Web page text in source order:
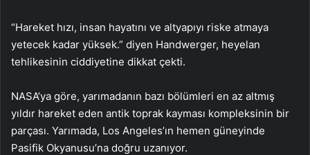
“Hareket hızı, insan hayatını ve altyapıyı riske atmaya
yetecek kadar yüksek.” diyen Handwerger, heyelan
tehlikesinin ciddiyetine dikkat çekti.
NASA’ya göre, yarımadanın bazı bölümleri en az altmış
yıldır hareket eden antik toprak kayması kompleksinin bir
parçası. Yarımada, Los Angeles’ın hemen güneyinde
Pasifik Okyanusu’na doğru uzanıyor.